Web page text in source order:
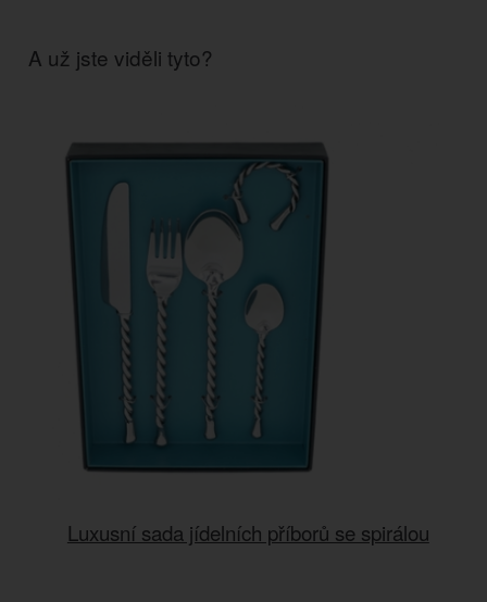
A už jste viděli tyto?
Luxusní sada jídelních příborů se spirálou